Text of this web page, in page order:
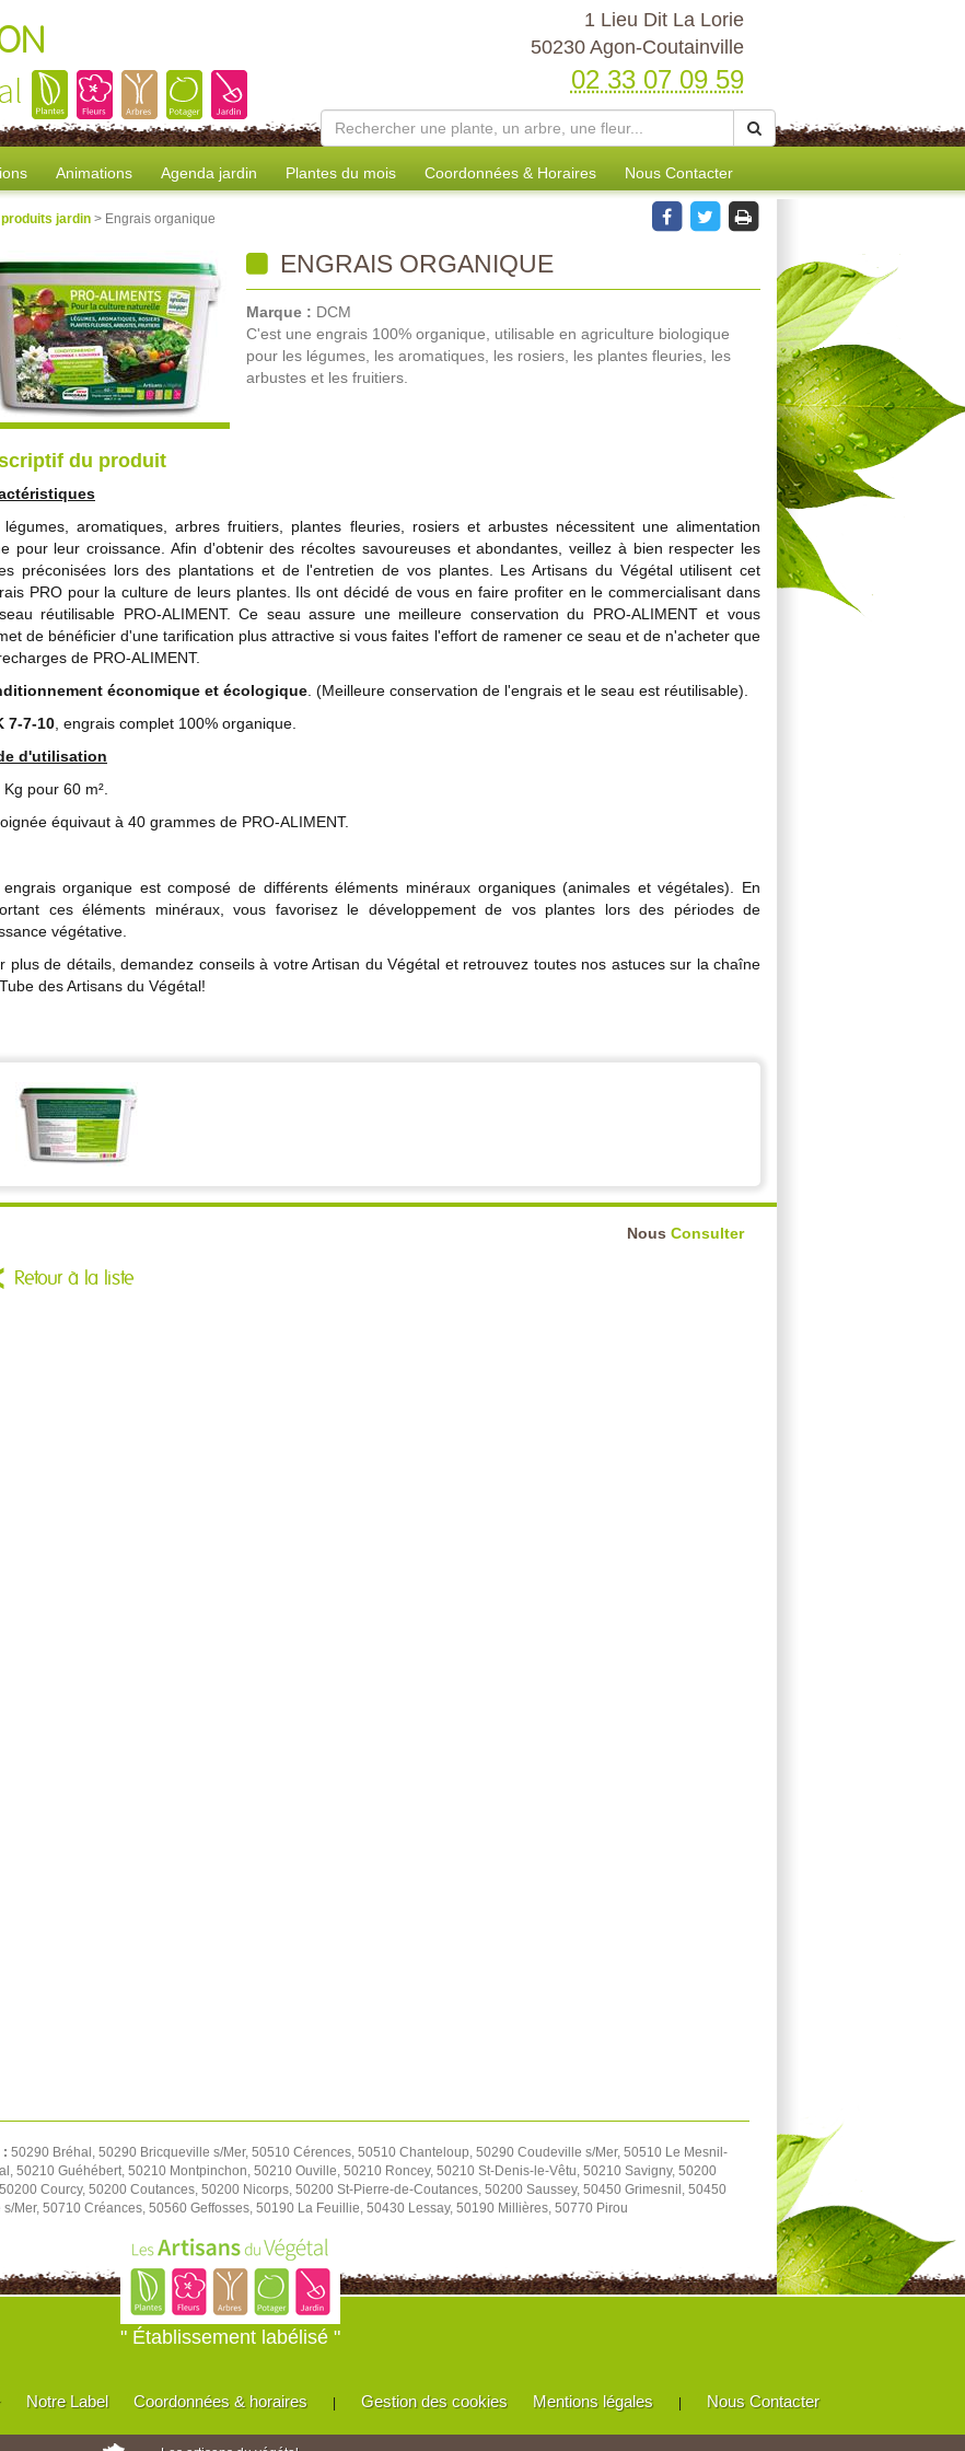
1 Lieu Dit La Lorie
50230 Agon-Coutainville
02 33 07 09 59
Animations Agenda jardin Plantes du mois Coordonnées & Horaires Nous Contacter
produits jardin > Engrais organique
ENGRAIS ORGANIQUE
Marque : DCM
C'est une engrais 100% organique, utilisable en agriculture biologique
pour les légumes, les aromatiques, les rosiers, les plantes fleuries, les
arbustes et les fruitiers.
du produit
légumes, aromatiques, arbres fruitiers, plantes fleuries, rosiers et arbustes nécessitent une alimentation
pour leur croissance. Afin d'obtenir des récoltes savoureuses et abondantes, veillez à bien respecter les
préconisées lors des plantations et de l'entretien de vos plantes. Les Artisans du Végétal utilisent cet
PRO pour la culture de leurs plantes. Ils ont décidé de vous en faire profiter en le commercialisant dans
réutilisable PRO-ALIMENT. Ce seau assure une meilleure conservation du PRO-ALIMENT et vous
de bénéficier d'une tarification plus attractive si vous faites l'effort de ramener ce seau et de n'acheter que
de PRO-ALIMENT.
économique et écologique . (Meilleure conservation de l'engrais et le seau est réutilisable).
7-7-10 , engrais complet 100% organique.
d'utilisation
pour 60 m².
équivaut à 40 grammes de PRO-ALIMENT.
organique est composé de différents éléments minéraux organiques (animales et végétales). En
ces éléments minéraux, vous favorisez le développement de vos plantes lors des périodes de
végétative.
plus de détails, demandez conseils à votre Artisan du Végétal et retrouvez toutes nos astuces sur la chaîne
des Artisans du Végétal!
Nous Consulter
Retour à la liste
: 50290 Bréhal, 50290 Bricqueville s/Mer, 50510 Cérences, 50510 Chanteloup, 50290 Coudeville s/Mer, 50510 Le Mesnil-
50210 Guéhébert, 50210 Montpinchon, 50210 Ouville, 50210 Roncey, 50210 St-Denis-le-Vêtu, 50210 Savigny, 50200
Courcy, 50200 Coutances, 50200 Nicorps, 50200 St-Pierre-de-Coutances, 50200 Saussey, 50450 Grimesnil, 50450
Mer, 50710 Créances, 50560 Geffosses, 50190 La Feuillie, 50430 Lessay, 50190 Millières, 50770 Pirou
" Établissement labélisé "
Notre Label Coordonnées & horaires | Gestion des cookies Mentions légales | Nous Contacter